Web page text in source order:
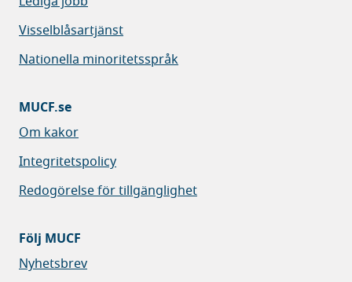
Visselblåsartjänst
Nationella minoritetsspråk
MUCF.se
Om kakor
Integritetspolicy
Redogörelse för tillgänglighet
Följ MUCF
Nyhetsbrev